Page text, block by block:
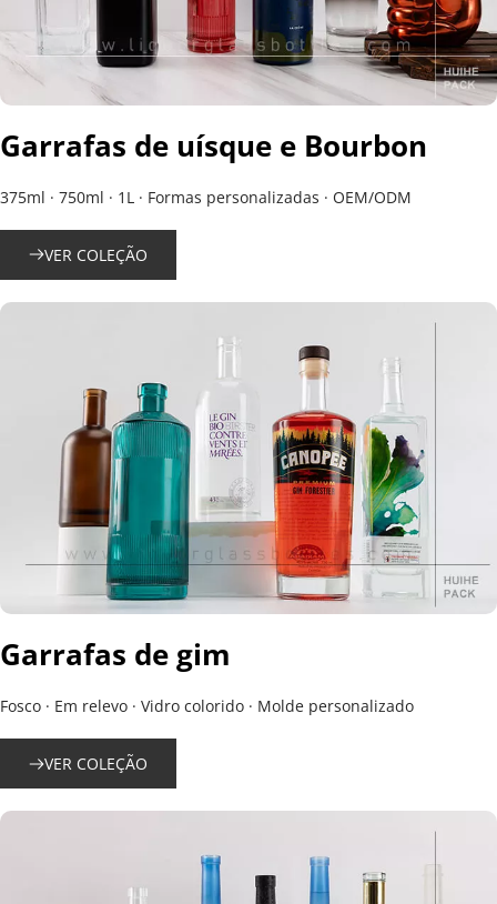
Garrafas de uísque e Bourbon
375ml · 750ml · 1L · Formas personalizadas · OEM/ODM
VER COLEÇÃO
Garrafas de gim
Fosco · Em relevo · Vidro colorido · Molde personalizado
VER COLEÇÃO